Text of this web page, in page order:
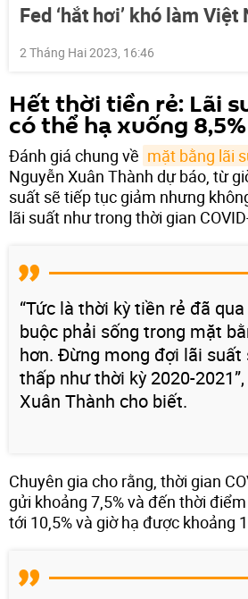
Fed ‘hắt hơi’ khó làm Việt
2 Tháng Hai 2023, 16:46
Hết thời tiền rẻ: Lãi
có thể hạ xuống 8,5%
Đánh giá chung về mặt bằng lãi
Nguyễn Xuân Thành dự báo, từ
suất sẽ tiếp tục giảm nhưng
lãi suất như trong thời gian
“Tức là thời kỳ tiền rẻ đã
buộc phải sống trong mặt
hơn. Đừng mong đợi lãi suất
thấp như thời kỳ 2020-
Xuân Thành cho biết.
Chuyên gia cho rằng, thời gian
gửi khoảng 7,5% và đến thời
tới 10,5% và giờ hạ được khoảng